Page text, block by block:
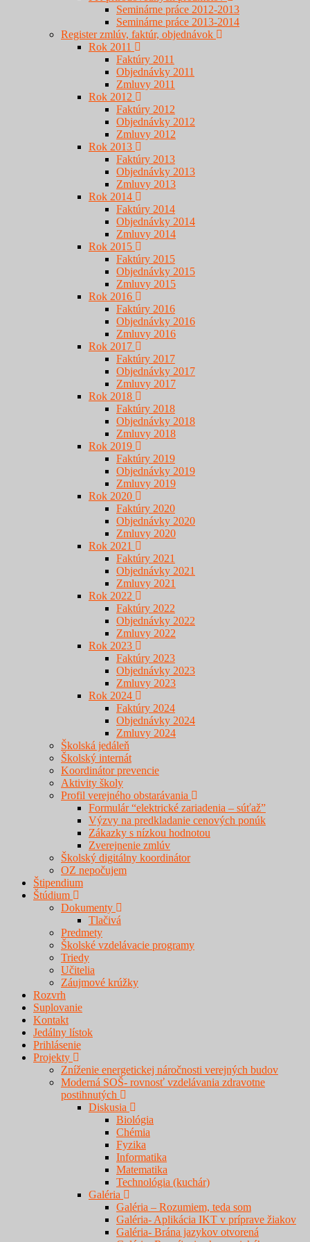
Seminárne práce 2012-2013
Seminárne práce 2013-2014
Register zmlúv, faktúr, objednávok
Rok 2011
Faktúry 2011
Objednávky 2011
Zmluvy 2011
Rok 2012
Faktúry 2012
Objednávky 2012
Zmluvy 2012
Rok 2013
Faktúry 2013
Objednávky 2013
Zmluvy 2013
Rok 2014
Faktúry 2014
Objednávky 2014
Zmluvy 2014
Rok 2015
Faktúry 2015
Objednávky 2015
Zmluvy 2015
Rok 2016
Faktúry 2016
Objednávky 2016
Zmluvy 2016
Rok 2017
Faktúry 2017
Objednávky 2017
Zmluvy 2017
Rok 2018
Faktúry 2018
Objednávky 2018
Zmluvy 2018
Rok 2019
Faktúry 2019
Objednávky 2019
Zmluvy 2019
Rok 2020
Faktúry 2020
Objednávky 2020
Zmluvy 2020
Rok 2021
Faktúry 2021
Objednávky 2021
Zmluvy 2021
Rok 2022
Faktúry 2022
Objednávky 2022
Zmluvy 2022
Rok 2023
Faktúry 2023
Objednávky 2023
Zmluvy 2023
Rok 2024
Faktúry 2024
Objednávky 2024
Zmluvy 2024
Školská jedáleň
Školský internát
Koordinátor prevencie
Aktivity školy
Profil verejného obstarávania
Formulár “elektrické zariadenia – súťaž”
Výzvy na predkladanie cenových ponúk
Zákazky s nízkou hodnotou
Zverejnenie zmlúv
Školský digitálny koordinátor
OZ nepočujem
Štipendium
Štúdium
Dokumenty
Tlačivá
Predmety
Školské vzdelávacie programy
Triedy
Učitelia
Záujmové krúžky
Rozvrh
Suplovanie
Kontakt
Jedálny lístok
Prihlásenie
Projekty
Zníženie energetickej náročnosti verejných budov
Moderná SOŠ- rovnosť vzdelávania zdravotne
postihnutých
Diskusia
Biológia
Chémia
Fyzika
Informatika
Matematika
Technológia (kuchár)
Galéria
Galéria – Rozumiem, teda som
Galéria- Aplikácia IKT v príprave žiakov
Galéria- Brána jazykov otvorená